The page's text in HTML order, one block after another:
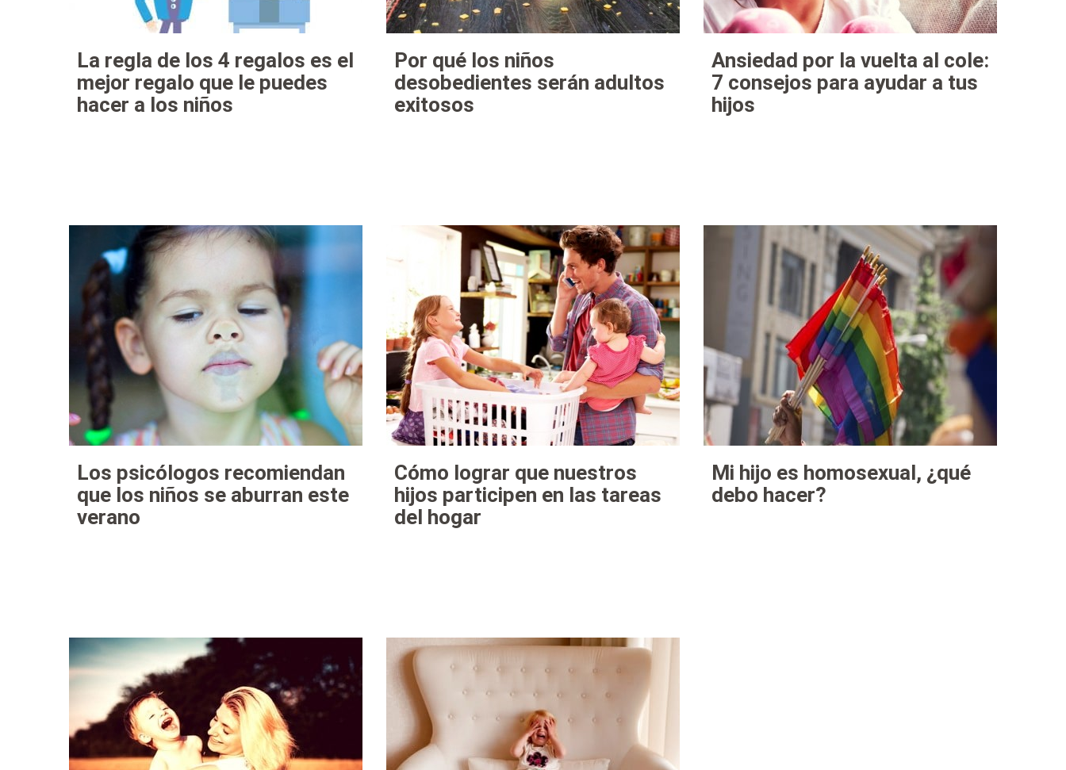
La regla de los 4 regalos es el
mejor regalo que le puedes
hacer a los niños
Por qué los niños
desobedientes serán adultos
exitosos
Ansiedad por la vuelta al cole:
7 consejos para ayudar a tus
hijos
Los psicólogos recomiendan
que los niños se aburran este
verano
Cómo lograr que nuestros
hijos participen en las tareas
del hogar
Mi hijo es homosexual, ¿qué
debo hacer?